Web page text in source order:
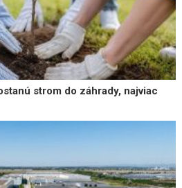
strom do záhrady, najviac